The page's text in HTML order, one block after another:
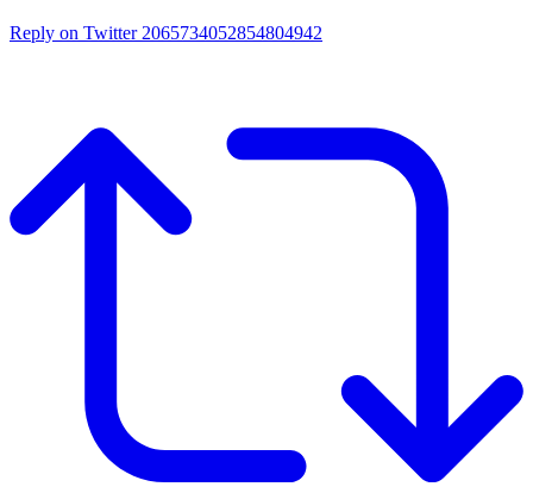
Reply on Twitter 2065734052854804942